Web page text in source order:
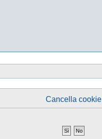
Cancella cookie